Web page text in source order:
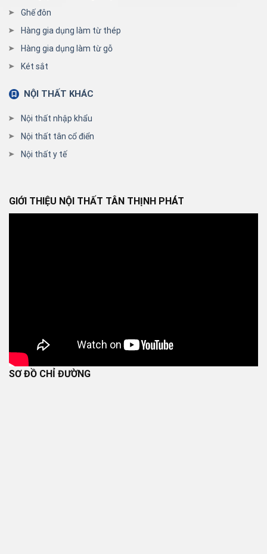
Ghế đôn
Hàng gia dụng làm từ thép
Hàng gia dụng làm từ gỗ
Két sắt
NỘI THẤT KHÁC
Nội thất nhập khẩu
Nội thất tân cổ điển
Nội thất y tế
GIỚI THIỆU NỘI THẤT TÂN THỊNH PHÁT
SƠ ĐỒ CHỈ ĐƯỜNG